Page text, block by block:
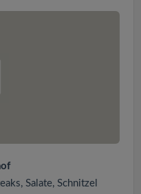
Salate, Schnitzel